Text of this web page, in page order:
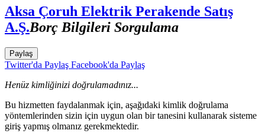
Aksa Çoruh Elektrik Perakende Satış
A.Ş.Borç Bilgileri Sorgulama
Paylaş
Twitter'da Paylaş Facebook'da Paylaş
Henüz kimliğinizi doğrulamadınız...
Bu hizmetten faydalanmak için, aşağıdaki kimlik doğrulama
yöntemlerinden sizin için uygun olan bir tanesini kullanarak sisteme
giriş yapmış olmanız gerekmektedir.